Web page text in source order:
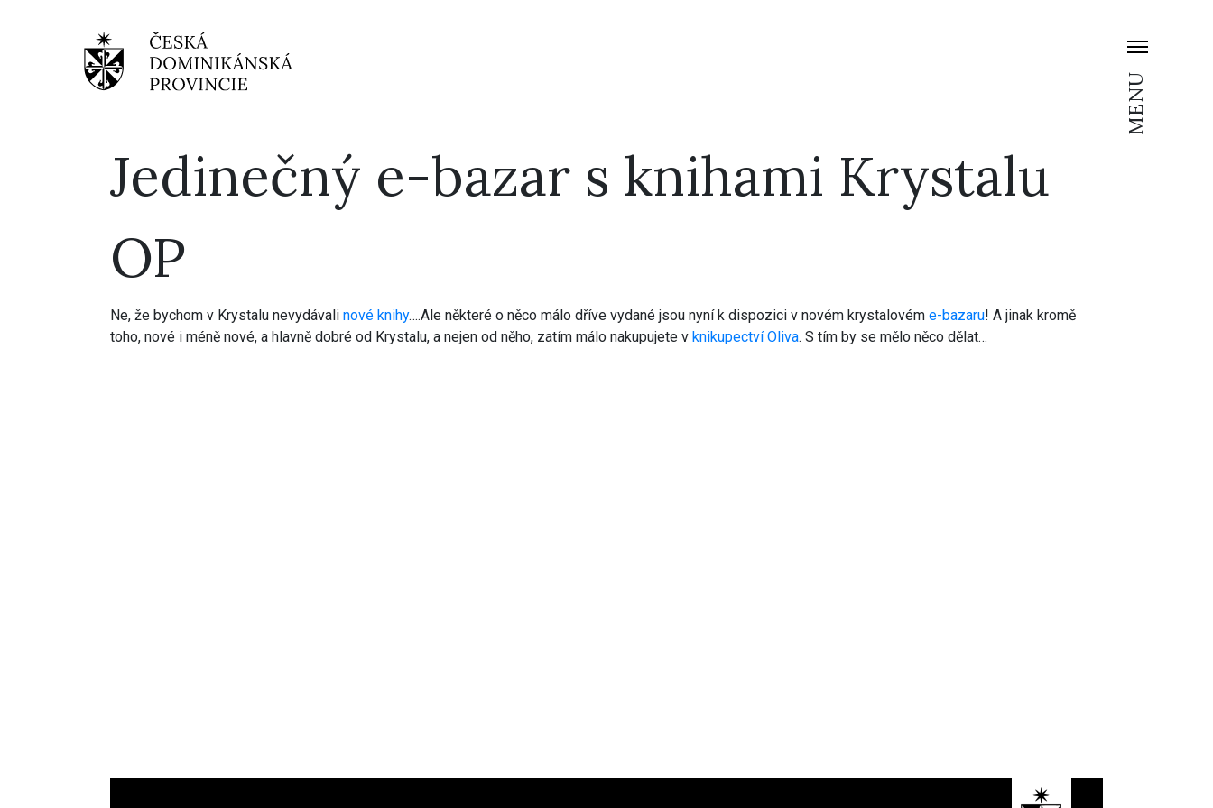
MENU
Jedinečný e-bazar s knihami Krystalu
OP
Ne, že bychom v Krystalu nevydávali nové knihy….Ale některé o něco málo dříve vydané jsou nyní k dispozici v novém krystalovém e-bazaru! A jinak kromě
toho, nové i méně nové, a hlavně dobré od Krystalu, a nejen od něho, zatím málo nakupujete v knikupectví Oliva. S tím by se mělo něco dělat…